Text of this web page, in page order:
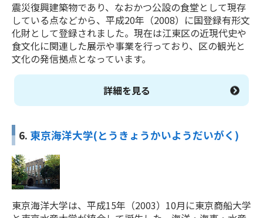
震災復興建築物であり、なおかつ公設の食堂として現存
している点などから、平成20年（2008）に国登録有形文
化財として登録されました。現在は江東区の近現代史や
食文化に関連した展示や事業を行っており、区の観光と
文化の発信拠点となっています。
詳細を見る
6. 東京海洋大学(とうきょうかいようだいがく)
東京海洋大学は、平成15年（2003）10月に東京商船大学